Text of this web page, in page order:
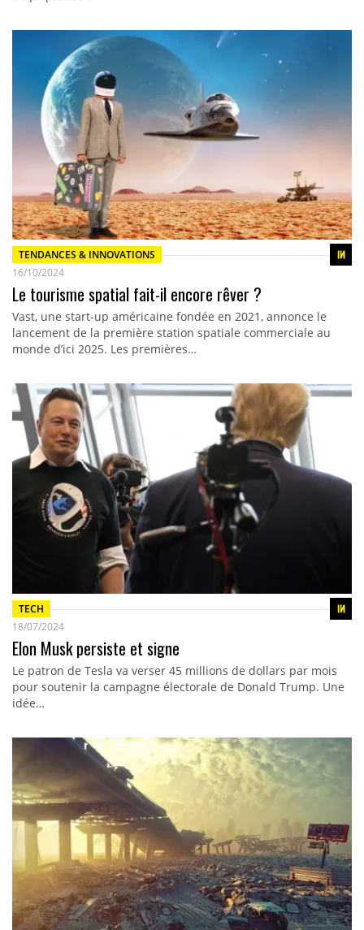
TENDANCES & INNOVATIONS
16/10/2024
Le tourisme spatial fait-il encore rêver ?
Vast, une start-up américaine fondée en 2021, annonce le
lancement de la première station spatiale commerciale au
monde d’ici 2025. Les premières…
TECH
18/07/2024
Elon Musk persiste et signe
Le patron de Tesla va verser 45 millions de dollars par mois
pour soutenir la campagne électorale de Donald Trump. Une
idée…